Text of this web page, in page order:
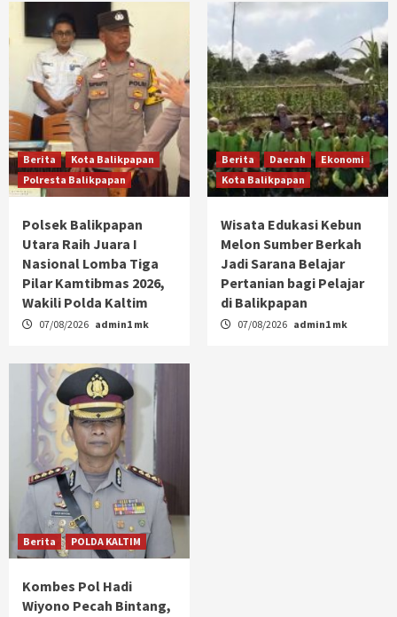
Berita
Kota Balikpapan
Polresta Balikpapan
Polsek Balikpapan
Utara Raih Juara I
Nasional Lomba Tiga
Pilar Kamtibmas 2026,
Wakili Polda Kaltim
07/08/2026 admin1 mk
Berita Daerah
Ekonomi
Kota Balikpapan
Wisata Edukasi Kebun
Melon Sumber Berkah
Jadi Sarana Belajar
Pertanian bagi Pelajar
di Balikpapan
07/08/2026 admin1 mk
Berita POLDA KALTIM
Kombes Pol Hadi
Wiyono Pecah Bintang,